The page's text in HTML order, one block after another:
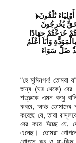
﴿يَا أَيُّهَا الَّذِينَ آمَنُوا لَا تَتَّخِذُوا عَدُوِّي وَعَدُوَّكُمْ أَوْلِيَاءَ تُلْقُونَ
يُخْرِجُونَ
خَرَجْتُمْ جِهَادًا
وَأَنَا أَعْلَمُ
ضَلَّ سَوَاءَ
“হে মুমিনগণ! তোমরা
জন্য (ঘর থেকে) বের
শত্রুকে এমন বন্ধু
করবে, অথচ তোমাদের
করেছে যে, তারা
বের করে দিচ্ছে যে,
এনেছ। তোমরা
গোপনে কর ও যা-কিছু